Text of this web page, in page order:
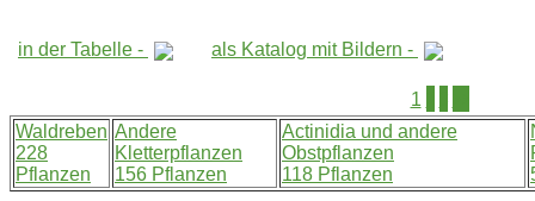
in der Tabelle - als Katalog mit Bildern -
1
Waldreben
228
Pflanzen
Andere
Kletterpflanzen
156 Pflanzen
Actinidia und andere
Obstpflanzen
118 Pflanzen